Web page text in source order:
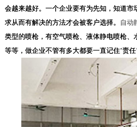
会越来越好。一个企业要有为先知，知道市
求从而有解决的方法才会被客户选择。
自动
类型的喷枪，有空气喷枪、液体静电喷枪、
等等，做企业不管有多大都要一直记住‘责任